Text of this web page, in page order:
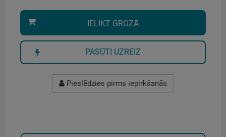
IELIKT GROZĀ
PASŪTI UZREIZ
Pieslēdzies pirms iepirkšanās